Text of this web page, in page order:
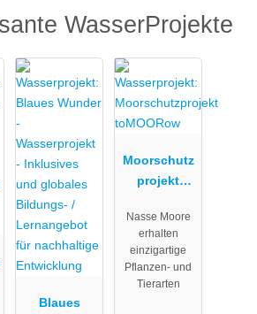
WasserProjekte
Blaues
Moorschutz
projekt
Nasse Moore
erhalten
einzigartige
Pflanzen- und
Tierarten